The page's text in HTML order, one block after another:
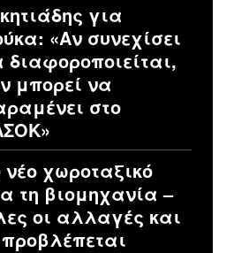
για
«Αν συνεχίσει
διαφοροποιείται,
μπορεί να
στο
νέο χωροταξικό
τη βιομηχανία –
οι αλλαγές και
προβλέπεται